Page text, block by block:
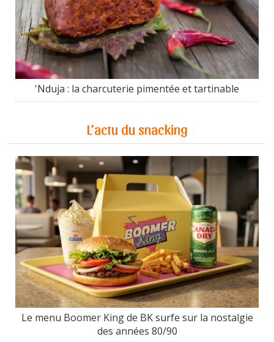
'Nduja : la charcuterie pimentée et tartinable
L'actu du snacking
Le menu Boomer King de BK surfe sur la nostalgie
des années 80/90